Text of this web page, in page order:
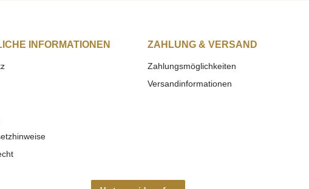
INFORMATIONEN ZAHLUNG & VERSAND
Zahlungsmöglichkeiten
Versandinformationen